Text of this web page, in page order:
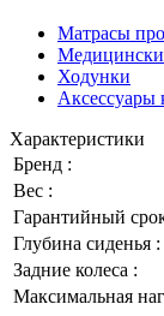
Матрасы
Ходунки
Аксессуары
Характеристики
Бренд :
Вес :
Гарантийный
Глубина сиденья :
Задние колеса :
Максимальная